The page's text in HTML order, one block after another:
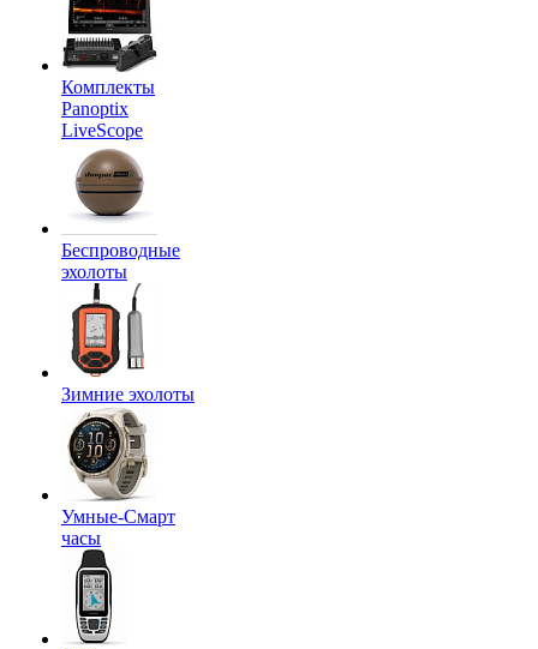
Комплекты
Panoptix
LiveScope
Беспроводные
эхолоты
Зимние эхолоты
Умные-Смарт
часы